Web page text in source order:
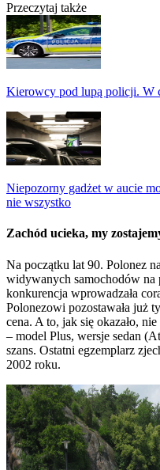
Przeczytaj także
Kierowcy pod lupą policji. W
Niepozorny gadżet w aucie
nie wszystko
Zachód ucieka, my
Na początku lat 90. Polonez
widywanych samochodów na
konkurencja wprowadzała
Polonezowi pozostawała już
cena. A to, jak się okazało,
– model Plus, wersje sedan
szans. Ostatni egzemplarz
2002 roku.